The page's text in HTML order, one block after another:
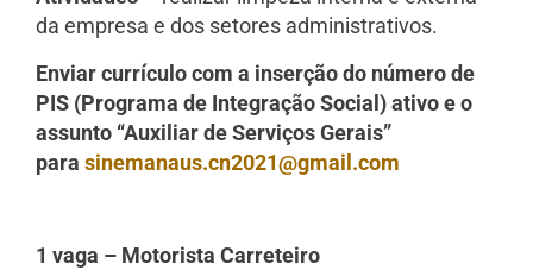
da empresa e dos setores administrativos.
Enviar currículo com a inserção do número de
PIS (Programa de Integração Social) ativo e o
assunto “Auxiliar de Serviços Gerais”
para sinemanaus.cn2021@gmail.com
1 vaga – Motorista Carreteiro